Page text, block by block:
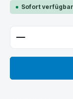
Sofort
Produkt